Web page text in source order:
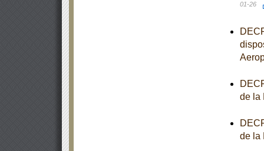
01-26
de la
de la